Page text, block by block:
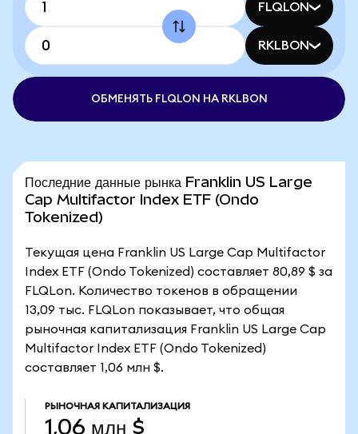
FLQLON
RKLBON
ОБМЕНЯТЬ FLQLON НА RKLBON
Последние данные рынка Franklin US Large
Cap Multifactor Index ETF (Ondo
Tokenized)
Текущая цена Franklin US Large Cap Multifactor
Index ETF (Ondo Tokenized) составляет 80,89 $ за
FLQLon. Количество токенов в обращении
13,09 тыс. FLQLon показывает, что общая
рыночная капитализация Franklin US Large Cap
Multifactor Index ETF (Ondo Tokenized)
составляет 1,06 млн $.
РЫНОЧНАЯ КАПИТАЛИЗАЦИЯ
1,06 млн $